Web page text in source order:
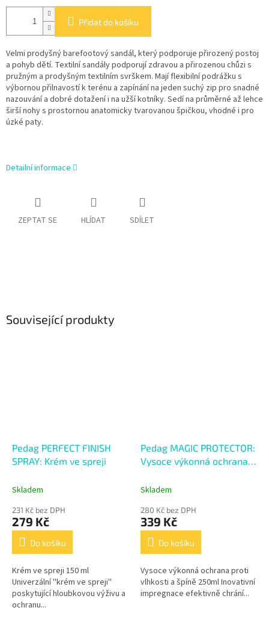
Přidat do košíku
Velmi prodyšný barefootový sandál, který podporuje přirozený postoj
a pohyb dětí. Textilní sandály podporují zdravou a přirozenou chůzi s
pružným a prodyšným textilním svrškem. Mají flexibilní podrážku s
výbornou přilnavostí k terénu a zapínání na jeden suchý zip pro snadné
nazouvání a dobré dotažení i na užší kotníky. Sedí na průměrné až lehce
širší nohy s prostornou anatomicky tvarovanou špičkou, vhodné i pro
úzké paty.
Detailní informace
ZEPTAT SE HLÍDAT SDÍLET
Související produkty
Pedag PERFECT FINISH
SPRAY: Krém ve spreji
Skladem
231 Kč bez DPH
279 Kč
Do košíku
Krém ve spreji 150 ml
Univerzální ''krém ve spreji''
poskytující hloubkovou výživu a
ochranu...
Pedag MAGIC PROTECTOR:
Vysoce výkonná ochrana
Skladem
280 Kč bez DPH
339 Kč
Do košíku
Vysoce výkonná ochrana proti
vlhkosti a špíně 250ml Inovativní
impregnace efektivně chrání...